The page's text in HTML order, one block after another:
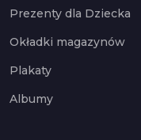
Prezenty dla Dziecka
Okładki magazynów
Plakaty
Albumy